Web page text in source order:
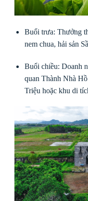
Buổi trưa: Thưởng
nem chua, hải sản
Buổi chiều: Doanh
quan Thành Nhà
Triệu hoặc khu di